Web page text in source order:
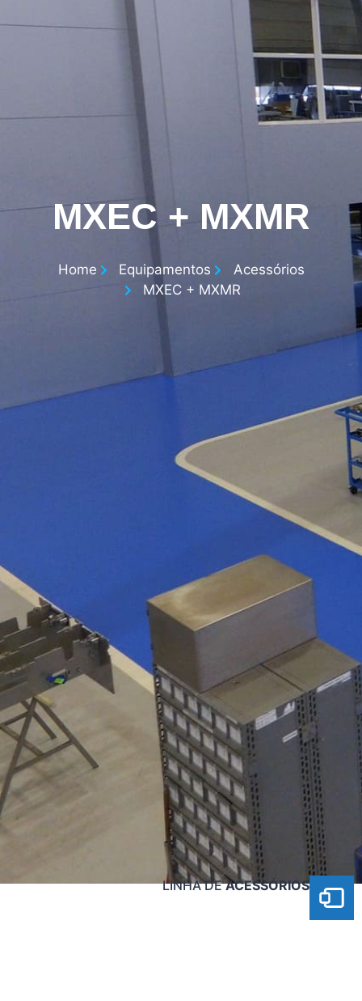
MXEC + MXMR
Home Equipamentos
Acessórios
MXEC + MXMR
LINHA DEACESSÓRIOS